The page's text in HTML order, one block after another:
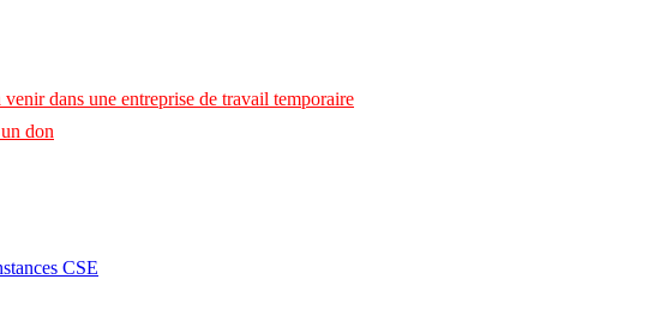
dans une entreprise de travail temporaire
don
CSE